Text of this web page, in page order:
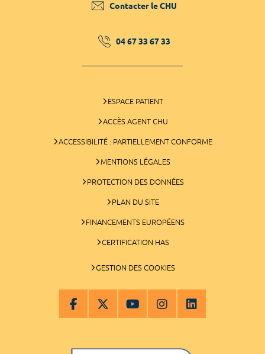
Contacter le CHU
04 67 33 67 33
ESPACE PATIENT
ACCÈS AGENT CHU
ACCESSIBILITÉ : PARTIELLEMENT CONFORME
MENTIONS LÉGALES
PROTECTION DES DONNÉES
PLAN DU SITE
FINANCEMENTS EUROPÉENS
CERTIFICATION HAS
GESTION DES COOKIES